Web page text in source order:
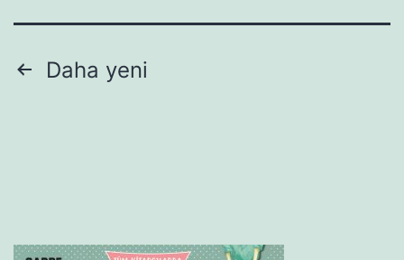
YazıDaha yeni